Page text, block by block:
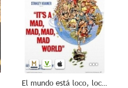
El mundo está loco, loco, loco, loco